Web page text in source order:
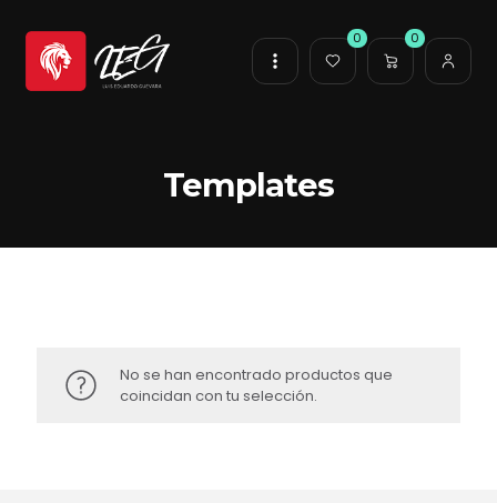
0 0
Templates
No se han encontrado productos que
coincidan con tu selección.